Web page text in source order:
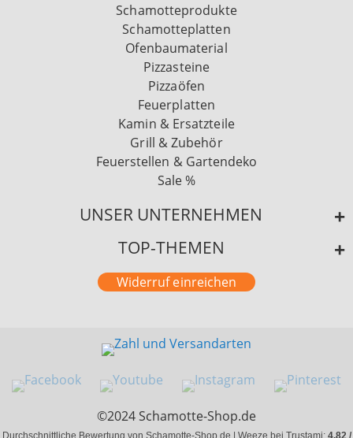
Schamotteprodukte
Schamotteplatten
Ofenbaumaterial
Pizzasteine
Pizzaöfen
Feuerplatten
Kamin & Ersatzteile
Grill & Zubehör
Feuerstellen & Gartendeko
Sale %
UNSER UNTERNEHMEN
TOP-THEMEN
Widerruf einreichen
©2024 Schamotte-Shop.de
Durchschnittliche Bewertung von Schamotte-Shop.de | Weeze bei Trustami: 4.82 /